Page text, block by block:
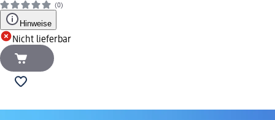
(0)
Hinweise
Nicht lieferbar